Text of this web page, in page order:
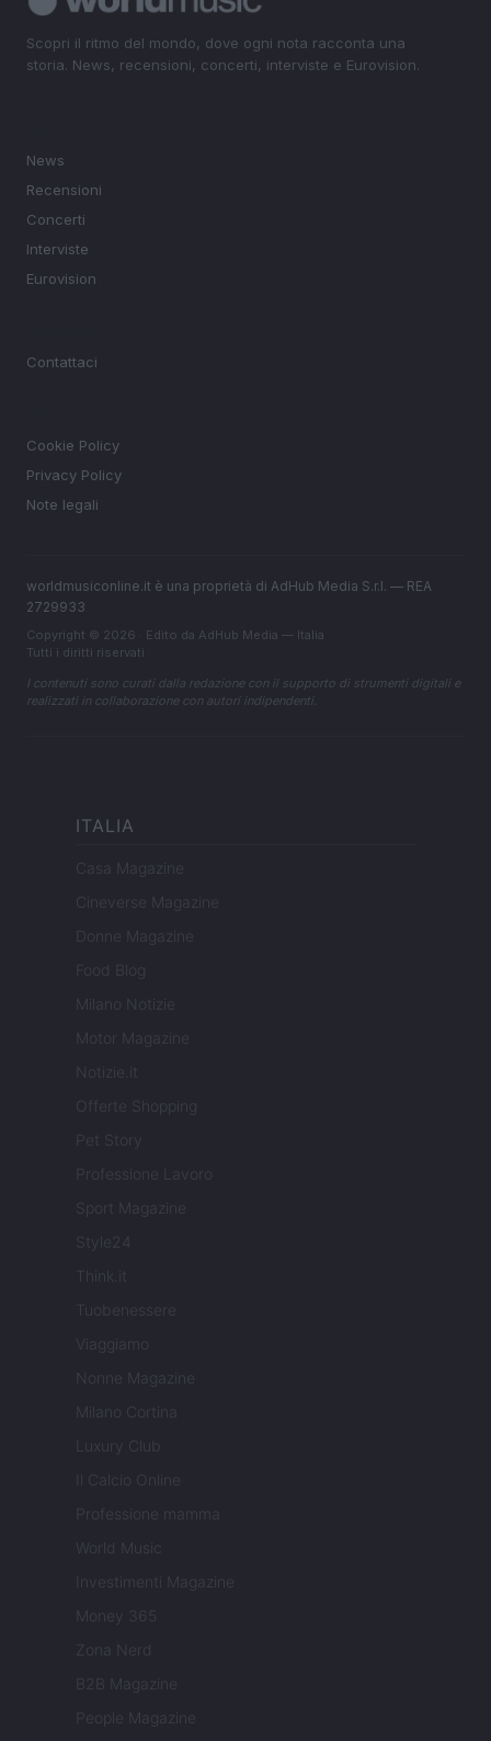
Scopri il ritmo del mondo, dove ogni nota racconta una
storia. News, recensioni, concerti, interviste e Eurovision.
News
Recensioni
Concerti
Interviste
Eurovision
Contattaci
Cookie Policy
Privacy Policy
Note legali
worldmusiconline.it è una proprietà di AdHub Media S.r.l. — REA
2729933
Copyright © 2026 · Edito da AdHub Media — Italia
Tutti i diritti riservati
I contenuti sono curati dalla redazione con il supporto di strumenti digitali e
realizzati in collaborazione con autori indipendenti.
ITALIA
Casa Magazine
Cineverse Magazine
Donne Magazine
Food Blog
Milano Notizie
Motor Magazine
Notizie.it
Offerte Shopping
Pet Story
Professione Lavoro
Sport Magazine
Style24
Think.it
Tuobenessere
Viaggiamo
Nonne Magazine
Milano Cortina
Luxury Club
Il Calcio Online
Professione mamma
World Music
Investimenti Magazine
Money 365
Zona Nerd
B2B Magazine
People Magazine